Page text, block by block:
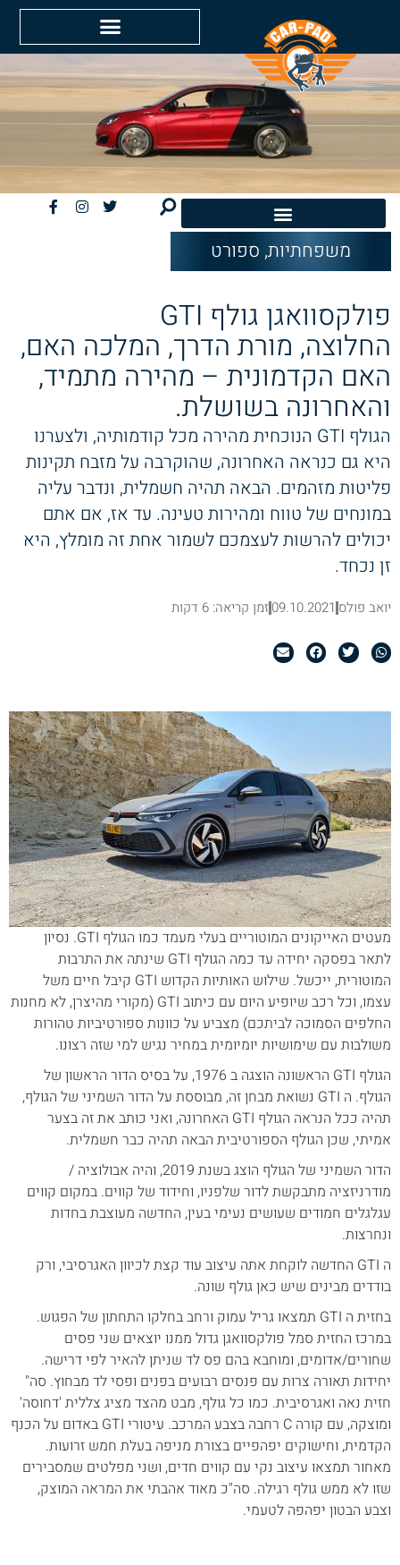
משפחתיות,ספורט
פולקסוואגן גולף GTI
החלוצה, מורת הדרך, המלכה האם,
האם הקדמונית – מהירה מתמיד,
והאחרונה בשושלת.
הגולף GTI הנוכחית מהירה מכל קודמותיה, ולצערנו
היא גם כנראה האחרונה, שהוקרבה על מזבח תקינות
פליטות מזהמים. הבאה תהיה חשמלית, ונדבר עליה
במונחים של טווח ומהירות טעינה. עד אז, אם אתם
יכולים להרשות לעצמכם לשמור אחת זה מומלץ, היא
זן נכחד.
יואב פולס 09.10.2021זמן קריאה: 6 דקות
מעטים האייקונים המוטוריים בעלי מעמד כמו הגולף GTI. נסיון
לתאר בפסקה יחידה עד כמה הגולף GTI שינתה את התרבות
המוטורית, ייכשל. שילוש האותיות הקדוש GTI קיבל חיים משל
עצמו, וכל רכב שיופיע היום עם כיתוב GTI (מקורי מהיצרן, לא מחנות
החלפים הסמוכה לביתכם) מצביע על כוונות ספורטיביות טהורות
משולבות עם שימושיות יומיומית במחיר נגיש למי שזה רצונו.
הגולף GTI הראשונה הוצגה ב 1976, על בסיס הדור הראשון של
הגולף. ה GTI נשואת מבחן זה, מבוססת על הדור השמיני של הגולף,
תהיה ככל הנראה הגולף GTI האחרונה, ואני כותב את זה בצער
אמיתי, שכן הגולף הספורטיבית הבאה תהיה כבר חשמלית.
הדור השמיני של הגולף הוצג בשנת 2019, והיה אבולוציה /
מודרניזציה מתבקשת לדור שלפניו, וחידוד של קווים. במקום קווים
עגלגלים חמודים שעושים נעימי בעין, החדשה מעוצבת בחדות
ונחרצות.
ה GTI החדשה לוקחת אתה עיצוב עוד קצת לכיוון האגרסיבי, ורק
בודדים מבינים שיש כאן גולף שונה.
בחזית ה GTI תמצאו גריל עמוק ורחב בחלקו התחתון של הפגוש.
במרכז החזית סמל פולקסוואגן גדול ממנו יוצאים שני פסים
שחורים/אדומים, ומוחבא בהם פס לד שניתן להאיר לפי דרישה.
יחידות תאורה צרות עם פנסים רבועים בפנים ופסי לד מבחוץ. סה"
חזית נאה ואגרסיבית. כמו כל גולף, מבט מהצד מציג צללית 'דחוסה'
ומוצקה, עם קורה C רחבה בצבע המרכב. עיטורי GTI באדום על הכנף
הקדמית, וחישוקים יפהפיים בצורת מניפה בעלת חמש זרועות.
מאחור תמצאו עיצוב נקי עם קווים חדים, ושני מפלטים שמסבירים
שזו לא ממש גולף רגילה. סה"כ מאוד אהבתי את המראה המוצק,
וצבע הבטון יפהפה לטעמי.